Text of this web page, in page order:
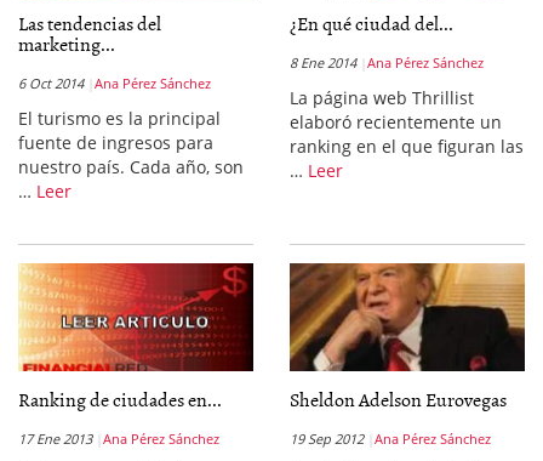
Las tendencias del
marketing...
6 Oct 2014 Ana Pérez Sánchez
El turismo es la principal
fuente de ingresos para
nuestro país. Cada año, son
… Leer
¿En qué ciudad del...
8 Ene 2014 Ana Pérez Sánchez
La página web Thrillist
elaboró recientemente un
ranking en el que figuran las
… Leer
Ranking de ciudades en...
17 Ene 2013 Ana Pérez Sánchez
Sheldon Adelson Eurovegas
19 Sep 2012 Ana Pérez Sánchez